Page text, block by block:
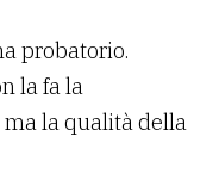
probatorio.
la fa la
la qualità della